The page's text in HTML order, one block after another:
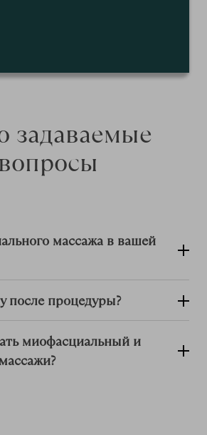
задаваемые
вопросы
массажа в вашей
после процедуры?
миофасциальный и